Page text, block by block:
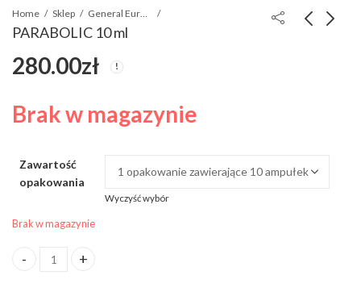
Home Sklep General European Pharmaceuticals (GEP)
PARABOLIC 10 ml
280.00zł
Brak w magazynie
Zawartość
opakowania
Wyczyść wybór
Brak w magazynie
PARABOLIC 10 ml ilość